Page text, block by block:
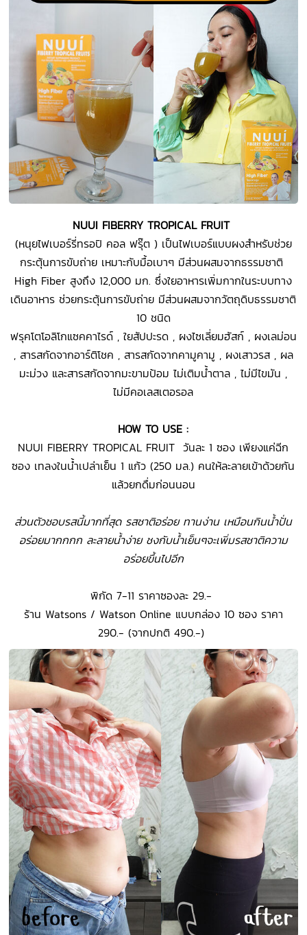
NUUI FIBERRY TROPICAL FRUIT
(หนุยไฟเบอร์รี่ทรอปิ คอล ฟรุ๊ต ) เป็นไฟเบอร์แบบผงสำหรับช่วย
กระตุ้นการขับถ่าย เหมาะกับมื้อเบาๆ มีส่วนผสมจากธรรมชาติ
High Fiber สูงถึง 12,000 มก. ซึ่งใยอาหารเพิ่มกากในระบบทาง
เดินอาหาร ช่วยกระตุ้นการขับถ่าย มีส่วนผสมจากวัตถุดิบธรรมชาติ
10 ชนิด
ฟรุคโตโอลิโกแซคคาไรด์ , ใยสัปปะรด , ผงไซเลี่ยมฮัสก์ , ผงเลม่อน
, สารสกัดจากอาร์ติโชค , สารสกัดจากคามูคามู , ผงเสาวรส , ผล
มะม่วง และสารสกัดจากมะขามป้อม ไม่เติมน้ำตาล , ไม่มีไขมัน ,
ไม่มีคอเลสเตอรอล
HOW TO USE :
NUUI FIBERRY TROPICAL FRUIT วันละ 1 ซอง เพียงแค่ฉีก
ซอง เทลงในน้ำเปล่าเย็น 1 แก้ว (250 มล.) คนให้ละลายเข้าด้วยกัน
แล้วยกดื่มก่อนนอน
ส่วนตัวชอบรสนี้มากที่สุด รสชาติอร่อย ทานง่าน เหมือนกินน้ำปั่น
อร่อยมากกกก ละลายน้ำง่าย ชงกับน้ำเย็นๆจะเพิ่มรสชาติความ
อร่อยขึ้นไปอีก
พิกัด 7-11 ราคาซองละ 29.-
ร้าน Watsons / Watson Online แบบกล่อง 10 ซอง ราคา
290.- (จากปกติ 490.-)